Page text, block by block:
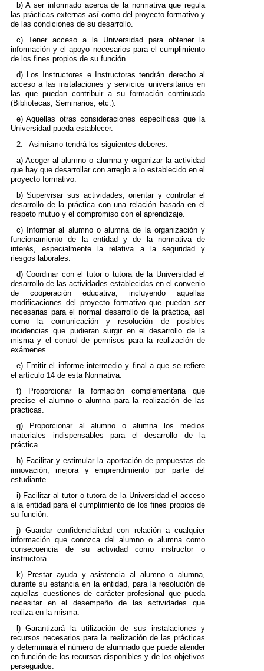
b) A ser informado acerca de la normativa que regula
las prácticas externas así como del proyecto formativo y
de las condiciones de su desarrollo.
c) Tener acceso a la Universidad para obtener la
información y el apoyo necesarios para el cumplimiento
de los fines propios de su función.
d) Los Instructores e Instructoras tendrán derecho al
acceso a las instalaciones y servicios universitarios en
las que puedan contribuir a su formación continuada
(Bibliotecas, Seminarios, etc.).
e) Aquellas otras consideraciones específicas que la
Universidad pueda establecer.
2.– Asimismo tendrá los siguientes deberes:
a) Acoger al alumno o alumna y organizar la actividad
que hay que desarrollar con arreglo a lo establecido en el
proyecto formativo.
b) Supervisar sus actividades, orientar y controlar el
desarrollo de la práctica con una relación basada en el
respeto mutuo y el compromiso con el aprendizaje.
c) Informar al alumno o alumna de la organización y
funcionamiento de la entidad y de la normativa de
interés, especialmente la relativa a la seguridad y
riesgos laborales.
d) Coordinar con el tutor o tutora de la Universidad el
desarrollo de las actividades establecidas en el convenio
de cooperación educativa, incluyendo aquellas
modificaciones del proyecto formativo que puedan ser
necesarias para el normal desarrollo de la práctica, así
como la comunicación y resolución de posibles
incidencias que pudieran surgir en el desarrollo de la
misma y el control de permisos para la realización de
exámenes.
e) Emitir el informe intermedio y final a que se refiere
el artículo 14 de esta Normativa.
f) Proporcionar la formación complementaria que
precise el alumno o alumna para la realización de las
prácticas.
g) Proporcionar al alumno o alumna los medios
materiales indispensables para el desarrollo de la
práctica.
h) Facilitar y estimular la aportación de propuestas de
innovación, mejora y emprendimiento por parte del
estudiante.
i) Facilitar al tutor o tutora de la Universidad el acceso
a la entidad para el cumplimiento de los fines propios de
su función.
j) Guardar confidencialidad con relación a cualquier
información que conozca del alumno o alumna como
consecuencia de su actividad como instructor o
instructora.
k) Prestar ayuda y asistencia al alumno o alumna,
durante su estancia en la entidad, para la resolución de
aquellas cuestiones de carácter profesional que pueda
necesitar en el desempeño de las actividades que
realiza en la misma.
l) Garantizará la utilización de sus instalaciones y
recursos necesarios para la realización de las prácticas
y determinará el número de alumnado que puede atender
en función de los recursos disponibles y de los objetivos
perseguidos.